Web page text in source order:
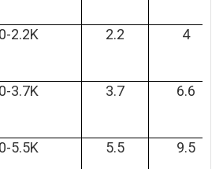
2.2K 2.2 4
3.7K 3.7 6.6
5.5K 5.5 9.5